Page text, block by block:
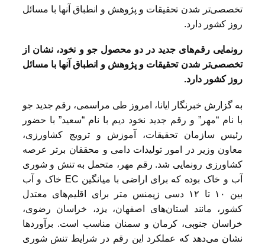
تخصصی‌تر شدن تحقیقات و پژوهش و انطباق آنها با مسائل
روز کشور دارد.
رونمایی رقم‌های جدید در دو محصول جو و نخود، نشان از
تخصصی‌تر شدن تحقیقات و پژوهش و انطباق آنها با مسائل
روز کشور دارد.
به گزارش خبرنگار ایانا، امروز طی مراسمی، رقم جدید جو
با نام “مهر” و رقم جدید نخود دیم با نام “سعید” با حضور
رئیس سازمان تحقیقات، آموزش و ترویج کشاورزی،
معاون وزیر در امور تولیدات دامی و محققان برتر عرصه
کشاورزی رونمایی شد. رقم مهر، متحمل به تنش و شوری
آب و خاک بوده که برای اراضی با میانگین EC خاک و آب
بین ۱۰ تا ۱۲ دسی زیمنس متر برای اقلیم‌های معتدل
کشور، مانند استان‌های اصفهان، یزد، خراسان رضوی،
خراسان جنوبی، کرمان و سمنان مناسب است. برآوردها
نشان می‌دهد که عملکرد این رقم در شرایط تنش شوری